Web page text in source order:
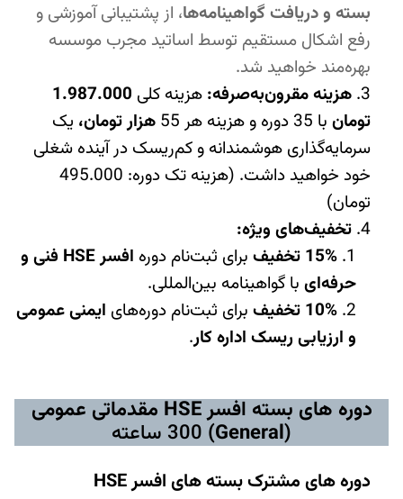
بسته و دریافت گواهینامه‌ها، از پشتیبانی آموزشی و
رفع اشکال مستقیم توسط اساتید مجرب موسسه
بهره‌مند خواهید شد.
هزینه مقرون‌به‌صرفه: هزینه کلی 1.987.000
تومان با 35 دوره و هزینه هر 55 هزار تومان، یک
سرمایه‌گذاری هوشمندانه و کم‌ریسک در آینده شغلی
خود خواهید داشت. (هزینه تک دوره: 495.000
تومان)
تخفیف‌های ویژه:
15% تخفیف برای ثبت‌نام دوره افسرHSE
فنی و
حرفه‌ای با گواهینامه بین‌المللی.
10% تخفیف برای ثبت‌نام دوره‌های ایمنی عمومی
و ارزیابی ریسک اداره کار.
دوره های بسته افسر HSE مقدماتی عمومی
(General)
دوره های مشترک بسته های افسر HSE